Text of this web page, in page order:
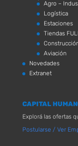
Agro –
Logística
Estaciones
Tiendas FULL
Aviación
Novedades
Extranet
CAPITAL
Explorá las ofertas
Postularse / Ver